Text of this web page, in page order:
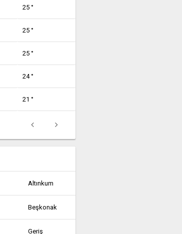
25 °
25 °
25 °
24 °
21 °
Altınkum
Beşkonak
Geriş